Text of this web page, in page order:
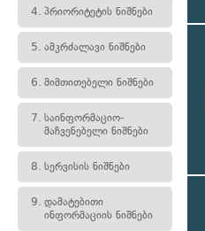
4. პრიორიტეტის ნიშნები
5. ამკრძალავი ნიშნები
6. მიმთითებელი ნიშნები
7. საინფორმაციო-
მაჩვენებელი ნიშნები
8. სერვისის ნიშნები
9. დამატებითი
ინფორმაციის ნიშნები